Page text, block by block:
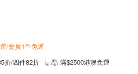
/會員1件免運
折/四件82折
滿$2500港澳免運